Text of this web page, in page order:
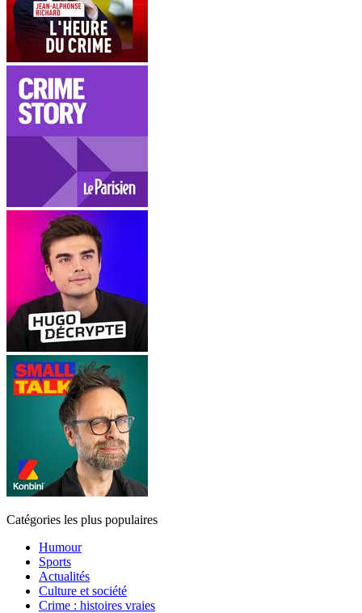
Catégories les plus populaires
Humour
Sports
Actualités
Culture et société
Crime : histoires vraies